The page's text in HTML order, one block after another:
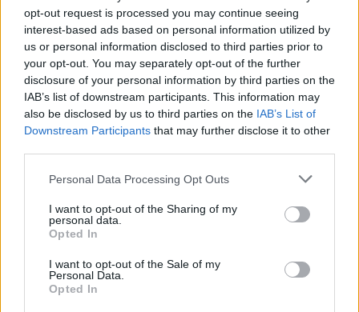
opt-out request is processed you may continue seeing
interest-based ads based on personal information utilized by
us or personal information disclosed to third parties prior to
your opt-out. You may separately opt-out of the further
disclosure of your personal information by third parties on the
IAB’s list of downstream participants. This information may
also be disclosed by us to third parties on the IAB’s List of
Downstream Participants that may further disclose it to other
Personal Data Processing Opt Outs
I want to opt-out of the Sharing of my
personal data.
Opted In
I want to opt-out of the Sale of my
Personal Data.
Opted In
Presenza all’Hyperledger Global Forum di Basilea Dal 12 al 15
dicembre 2018 si riuniranno all’Hyperledger Global Forum di
Basilea esperti di Blockchain provenienti da tutto il mondo. In
questo contesto, la Posta e Swisscom presenteranno per la prima
volta pubblicamente il loro progettato per una Blockchain
privata per la Svizzera. Hyperledger è un progetto globale di
Open Source Blockchain e tool correlati avviato nel dicembre
2015 dalla Linux Foundation e supportato da imprese come
www.hyperledger.org
La tecnologia Distributed Ledger e le Blockchain
La tecnologia
base per tutti i tipi di applicazioni Blockchain è la Distributed
Ledger Technology (DLT). La DLT funziona come un libro